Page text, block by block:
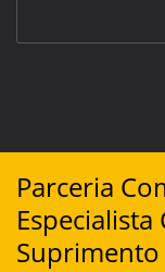
Parceria